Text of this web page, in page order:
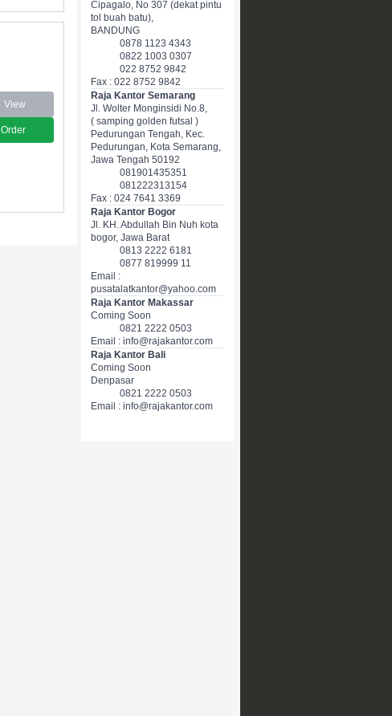
View
Order
Cipagalo, No 307 (dekat pintu
tol buah batu),
BANDUNG
0878 1123 4343
0822 1003 0307
022 8752 9842
Fax : 022 8752 9842
Raja Kantor Semarang
Jl. Wolter Monginsidi No.8,
( samping golden futsal )
Pedurungan Tengah, Kec.
Pedurungan, Kota Semarang,
Jawa Tengah 50192
081901435351
081222313154
Fax : 024 7641 3369
Raja Kantor Bogor
Jl. KH. Abdullah Bin Nuh kota
bogor, Jawa Barat
0813 2222 6181
0877 819999 11
Email :
pusatalatkantor@yahoo.com
Raja Kantor Makassar
Coming Soon
0821 2222 0503
Email : info@rajakantor.com
Raja Kantor Bali
Coming Soon
Denpasar
0821 2222 0503
Email : info@rajakantor.com